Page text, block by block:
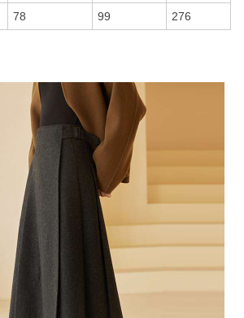
78 99 276